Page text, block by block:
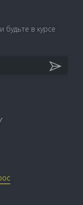
будьте в курсе